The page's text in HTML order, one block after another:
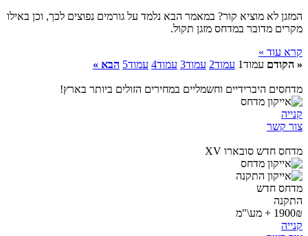
המזגן לא מוציא קור? במאמר הבא נלמד על גורמים נפוצים לכך, וכן באילו
מקרים מדובר במדחס מזגן תקול.
קרא עוד »
« הקודם עמוד1 עמוד2 עמוד3 עמוד4 עמוד5 הבא »
מדחסים היברידיים וחשמליים במחירים הזולים ביותר בארץ!
קנייה
צור קשר
מדחס חדש סובארו XV
מדחס חדש
התקנה
1900₪ + מע\"מ
קנייה